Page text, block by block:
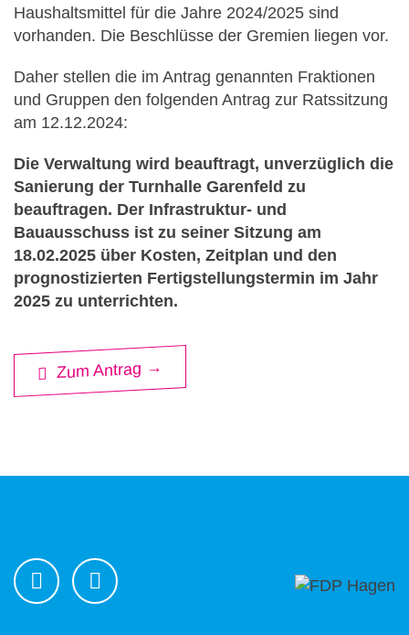
Haushaltsmittel für die Jahre 2024/2025 sind
vorhanden. Die Beschlüsse der Gremien liegen vor.
Daher stellen die im Antrag genannten Fraktionen
und Gruppen den folgenden Antrag zur Ratssitzung
am 12.12.2024:
Die Verwaltung wird beauftragt, unverzüglich die
Sanierung der Turnhalle Garenfeld zu
beauftragen. Der Infrastruktur- und
Bauausschuss ist zu seiner Sitzung am
18.02.2025 über Kosten, Zeitplan und den
prognostizierten Fertigstellungstermin im Jahr
2025 zu unterrichten.
Zum Antrag →